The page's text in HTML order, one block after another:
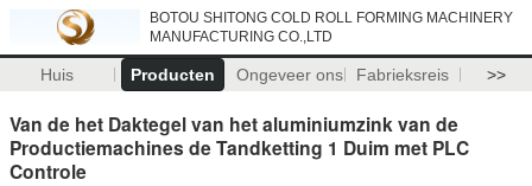
BOTOU SHITONG COLD ROLL FORMING MACHINERY
MANUFACTURING CO.,LTD
Huis Producten Ongeveer ons Fabrieksreis >>
Van de het Daktegel van het aluminiumzink van de
Productiemachines de Tandketting 1 Duim met PLC
Controle